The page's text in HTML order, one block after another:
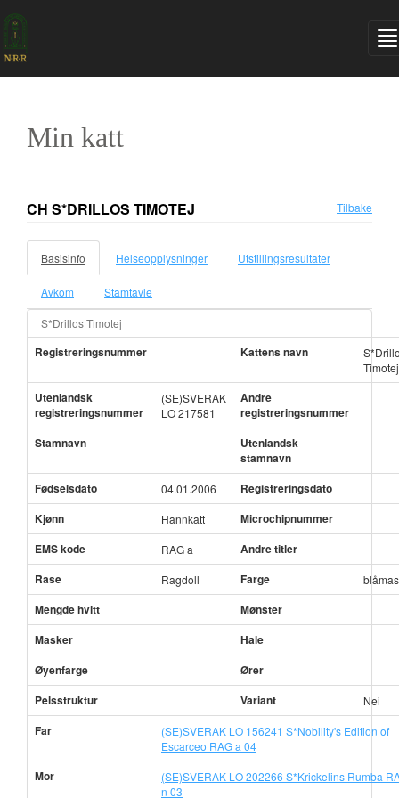
Min katt
CH S*DRILLOS TIMOTEJ Tilbake
Basisinfo Helseopplysninger Utstillingsresultater
Avkom Stamtavle
S*Drillos Timotej
Registreringsnummer Kattens navn
Timotej
Utenlandsk
registreringsnummer
(SE)SVERAK
LO 217581
Andre
registreringsnummer
Stamnavn
Utenlandsk
stamnavn
Fødselsdato
04.01.2006
Registreringsdato
Kjønn
Hannkatt
Microchipnummer
EMS kode
RAG a
Andre titler
Rase
Ragdoll Farge
Mengde hvitt
Mønster
Masker
Hale
Øyenfarge
Ører
Pelsstruktur
Variant Nei
Far
(SE)SVERAK LO 156241 S*Nobility's Edition of
Escarceo RAG a 04
Mor
(SE)SVERAK LO 202266 S*Krickelins Rumba
n 03